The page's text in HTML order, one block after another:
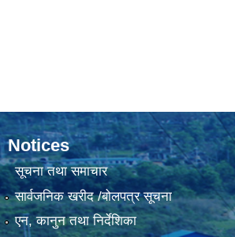
Notices
सूचना तथा समाचार
सार्वजनिक खरीद /बोलपत्र सूचना
एन, कानुन तथा निर्देशिका